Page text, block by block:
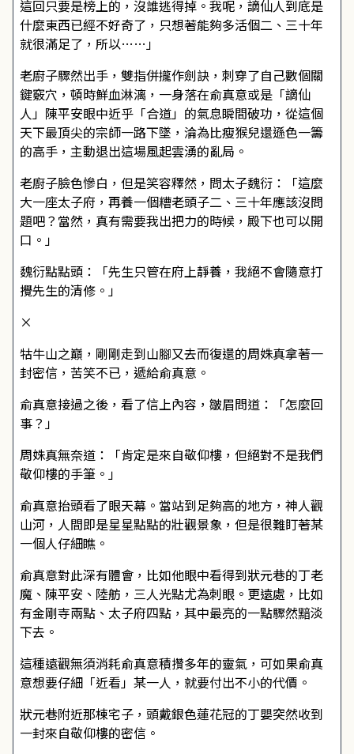
這回只要是榜上的，沒誰逃得掉。我呢，謫仙人到底是
什麼東西已經不好奇了，只想著能夠多活個二、三十年
就很滿足了，所以……」
老廚子驟然出手，雙指併攏作劍訣，刺穿了自己數個關
鍵竅穴，頓時鮮血淋漓，一身落在俞真意或是「謫仙
人」陳平安眼中近乎「合道」的氣息瞬間破功，從這個
天下最頂尖的宗師一路下墜，淪為比瘦猴兒還遜色一籌
的高手，主動退出這場風起雲湧的亂局。
老廚子臉色慘白，但是笑容釋然，問太子魏衍：「這麼
大一座太子府，再養一個糟老頭子二、三十年應該沒問
題吧？當然，真有需要我出把力的時候，殿下也可以開
口。」
魏衍點點頭：「先生只管在府上靜養，我絕不會隨意打
攪先生的清修。」
×
牯牛山之巔，剛剛走到山腳又去而復還的周姝真拿著一
封密信，苦笑不已，遞給俞真意。
俞真意接過之後，看了信上內容，皺眉問道：「怎麼回
事？」
周姝真無奈道：「肯定是來自敬仰樓，但絕對不是我們
敬仰樓的手筆。」
俞真意抬頭看了眼天幕。當站到足夠高的地方，神人觀
山河，人間即是星星點點的壯觀景象，但是很難盯著某
一個人仔細瞧。
俞真意對此深有體會，比如他眼中看得到狀元巷的丁老
魔、陳平安、陸舫，三人光點尤為刺眼。更遠處，比如
有金剛寺兩點、太子府四點，其中最亮的一點驟然黯淡
下去。
這種遠觀無須消耗俞真意積攢多年的靈氣，可如果俞真
意想要仔細「近看」某一人，就要付出不小的代價。
狀元巷附近那棟宅子，頭戴銀色蓮花冠的丁嬰突然收到
一封來自敬仰樓的密信。